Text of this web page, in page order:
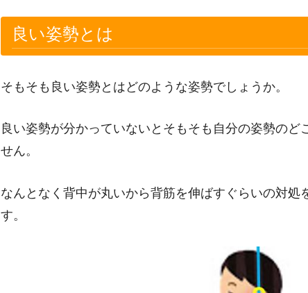
良い姿勢とは
そもそも良い姿勢とはどのような姿勢でしょうか。
良い姿勢が分かっていないとそもそも自分の姿勢の
せん。
なんとなく背中が丸いから背筋を伸ばすぐらいの対処
す。